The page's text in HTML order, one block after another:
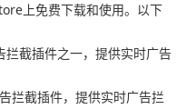
上免费下载和使用。以下
截插件之一，提供实时广告
拦截插件，提供实时广告拦